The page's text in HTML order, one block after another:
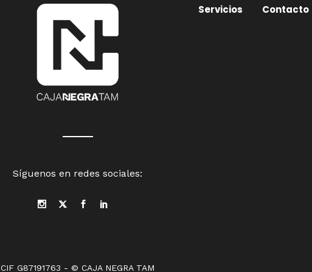
Síguenos en redes sociales:
CIF G87191763 - © CAJA NEGRA TAM
Servicios Contacto